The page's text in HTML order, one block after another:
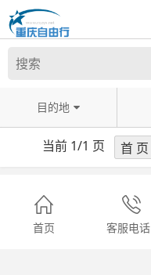
目的地
当前 1/1 页
首页 客服电话